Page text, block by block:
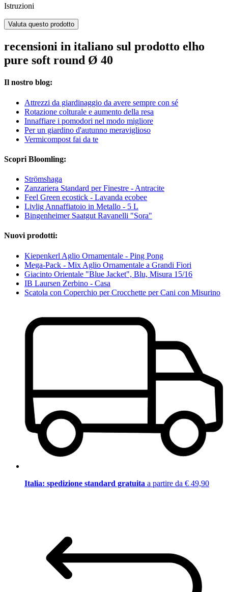
Istruzioni
Valuta questo prodotto
recensioni in italiano sul prodotto elho
pure soft round Ø 40
Il nostro blog:
Attrezzi da giardinaggio da avere sempre con sé
Rotazione colturale e aumento della resa
Innaffiare i pomodori nel modo migliore
Per un giardino d'autunno meraviglioso
Vermicompost fai da te
Scopri Bloomling:
Strömshaga
Zanzariera Standard per Finestre - Antracite
Feel Green ecostick - Lavanda ecobee
Livlig Annaffiatoio in Metallo - 5 L
Bingenheimer Saatgut Ravanelli "Sora"
Nuovi prodotti:
Kiepenkerl Aglio Ornamentale - Ping Pong
Mega-Pack - Mix Aglio Ornamentale a Grandi Fiori
Giacinto Orientale "Blue Jacket", Blu, Misura 15/16
IB Laursen Zerbino - Casa
Scatola con Coperchio per Crocchette per Cani con Misurino
Italia: spedizione standard gratuita a partire da € 49,90